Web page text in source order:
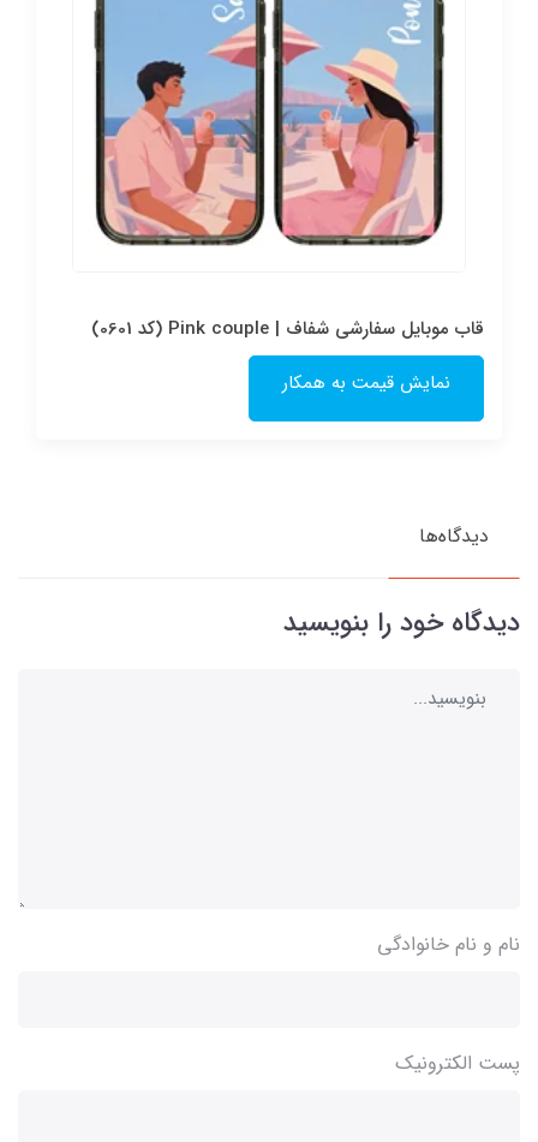
قاب موبایل سفارشی شفاف | Pink couple (کد 0601)
نمایش قیمت به همکار
دیدگاه‌ها
دیدگاه خود را بنویسید
نام و نام خانوادگی
پست الکترونیک